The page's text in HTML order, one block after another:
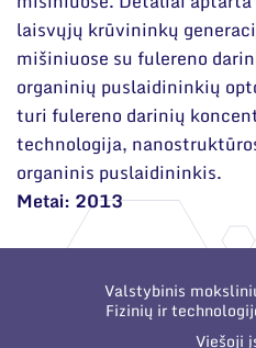
laisvųjų krūvininkų
mišiniuose su fulereno
organinių puslaidininkių
turi fulereno darinių
technologija,
organinis puslaidininkis.
Metai: 2013
Valstybinis
Fizinių ir
Viešoji